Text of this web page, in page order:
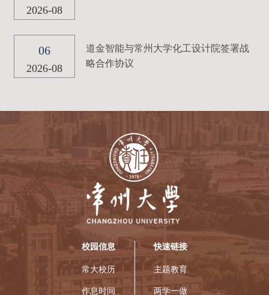
2026-08
06
2026-08
道金智能与常州大学化工设计院签署战
略合作协议
校园信息
常大校历
作息时间
快速链接
主题教育
两学一做